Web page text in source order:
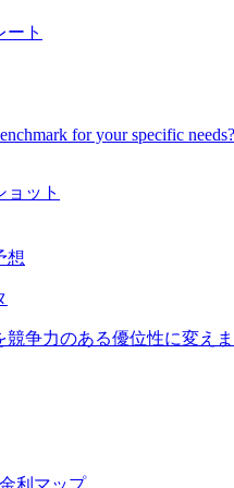
ート
for your specific needs?
ョット
想
競争力のある優位性に変え
利マップ